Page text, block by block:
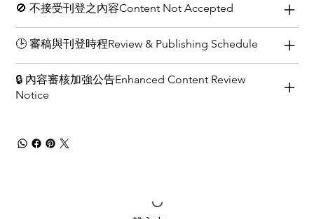
🚫 不接受刊登之內容Content Not Accepted
🕒 審稿與刊登時程Review & Publishing Schedule
🔒 內容審核加強公告Enhanced Content Review
Notice